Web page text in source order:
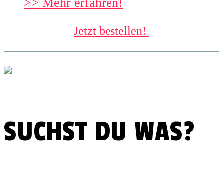
>> Mehr erfahren!
Jetzt bestellen!
SUCHST DU WAS?